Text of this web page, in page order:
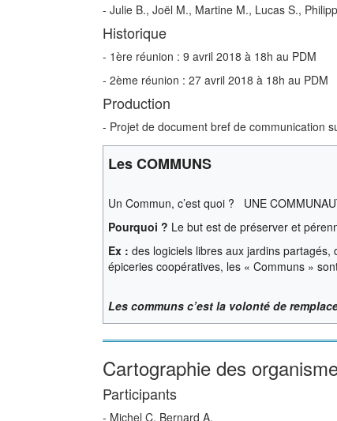
- Julie B., Joël M., Martine M., Lucas S.,
Historique
- 1ère réunion : 9 avril 2018 à 18h au PDM
- 2ème réunion : 27 avril 2018 à 18h au PDM
Production
- Projet de document bref de communication
Les COMMUNS
Un Commun, c’est quoi ?
UNE
Pourquoi ? Le but est de préserver et
Ex : des logiciels libres aux jardins
épiceries coopératives, les « Communs »
Les communs c’est la volonté de
Cartographie des
Participants
- Michel C, Bernard A.